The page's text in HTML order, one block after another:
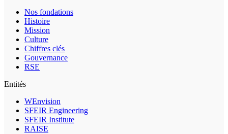
Nos fondations
Histoire
Mission
Culture
Chiffres clés
Gouvernance
RSE
Entités
WEnvision
SFEIR Engineering
SFEIR Institute
RAISE